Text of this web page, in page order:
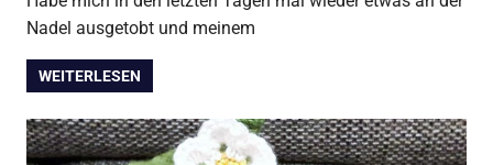
Nadel ausgetobt und meinem
WEITERLESEN